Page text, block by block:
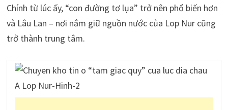
Chính từ lúc ấy, “con đường tơ lụa” trở nên phổ biến hơn
và Lâu Lan – nơi nắm giữ nguồn nước của Lop Nur cũng
trở thành trung tâm.